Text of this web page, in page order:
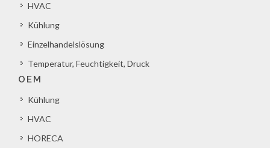
HVAC
Kühlung
Einzelhandelslösung
Temperatur, Feuchtigkeit, Druck
OEM
Kühlung
HVAC
HORECA